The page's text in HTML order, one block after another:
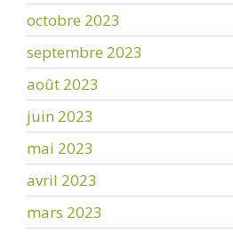
octobre 2023
septembre 2023
août 2023
juin 2023
mai 2023
avril 2023
mars 2023